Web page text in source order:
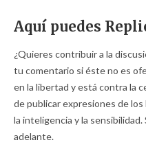
Aquí puedes
¿Quieres contribuir a la
tu comentario si éste no es
en la libertad y está contra la
de publicar expresiones de
la inteligencia y la
adelante.